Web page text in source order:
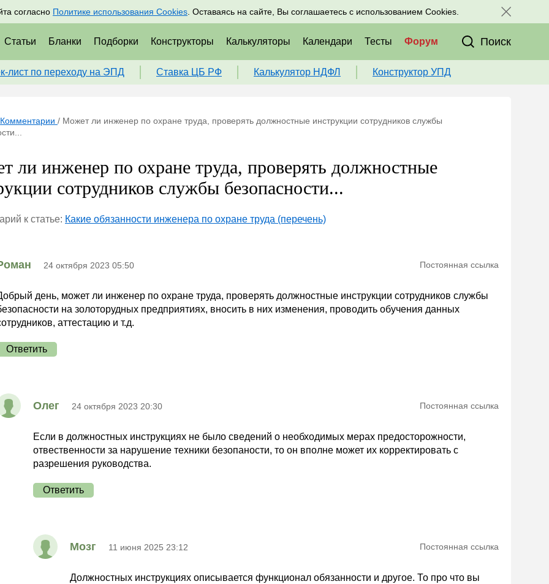
согласно Политике использования Cookies . Оставаясь на сайте, Вы соглашаетесь с использованием Cookies.
Подписаться Присоединяйтесь к нам в соц. сетях:
Статьи Бланки Подборки Конструкторы Калькуляторы Календари Тесты Форум Поиск
лист по переходу на ЭПД Ставка ЦБ РФ Калькулятор НДФЛ Конструктор УПД
Комментарии / Может ли инженер по охране труда, проверять должностные инструкции сотрудников службы
ли инженер по охране труда, проверять должностные
сотрудников службы безопасности...
к статье: Какие обязанности инженера по охране труда (перечень)
24 октября 2023 05:50 Постоянная ссылка
день, может ли инженер по охране труда, проверять должностные инструкции сотрудников службы
на золоторудных предприятиях, вносить в них изменения, проводить обучения данных
аттестацию и т.д.
Ответить
Олег 24 октября 2023 20:30 Постоянная ссылка
Если в должностных инструкциях не было сведений о необходимых мерах предосторожности,
отвественности за нарушение техники безопаности, то он вполне может их корректировать с
разрешения руководства.
Ответить
Мозг 11 июня 2025 23:12 Постоянная ссылка
Должностных инструкциях описывается функционал обязанности и другое. То про что вы